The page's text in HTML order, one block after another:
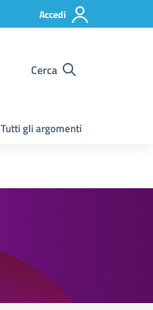
Accedi
Cerca
Tutti gli argomenti